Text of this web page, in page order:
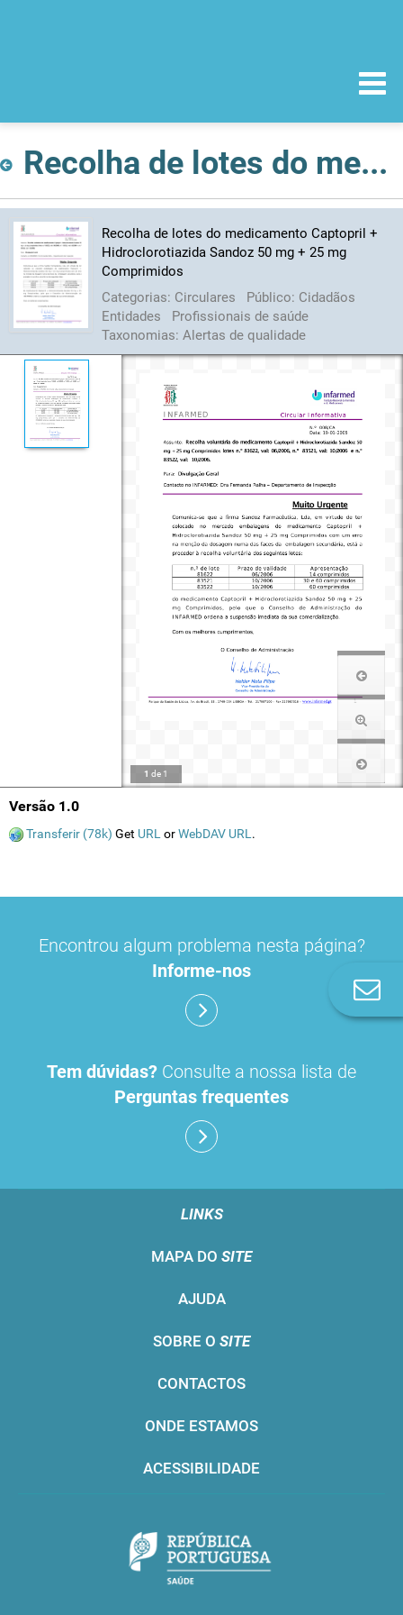
Recolha de lotes do medicamento Captopril + Hidroclorotiazida Sandoz 50 mg + 25 mg Comprimidos
Recolha de lotes do medicamento Captopril +
Hidroclorotiazida Sandoz 50 mg + 25 mg
Comprimidos
Categorias: Circulares Público: Cidadãos
Entidades
Profissionais de saúde
Taxonomias: Alertas de qualidade
1 de 1
Versão 1.0
Transferir (78k) Get URL orWebDAV URL .
Encontrou algum problema nesta página?
Informe-nos
Tem dúvidas? Consulte a nossa lista de
Perguntas frequentes
LINKS
MAPA DO SITE
AJUDA
SOBRE O SITE
CONTACTOS
ONDE ESTAMOS
ACESSIBILIDADE